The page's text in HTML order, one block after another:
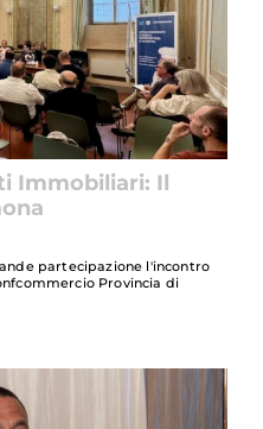
Immobiliari: Il
partecipazione l'incontro
Provincia di